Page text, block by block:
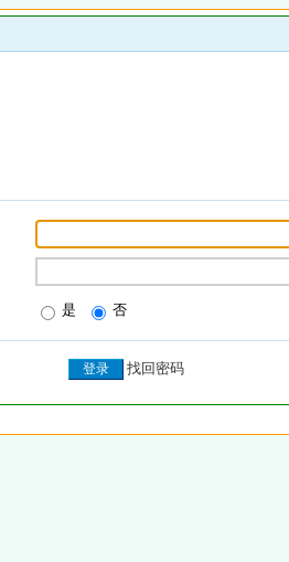
是 否
找回密码